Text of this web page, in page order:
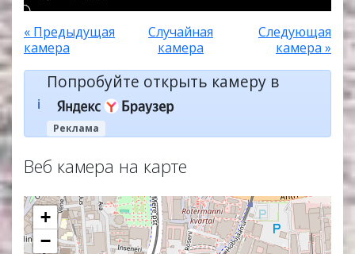
« Предыдущая
камера
Случайная
камера
Следующая
камера »
ℹ️
Попробуйте открыть камеру в
Реклама
Веб камера на карте
+
−